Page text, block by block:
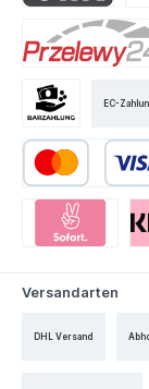
EC-
Versandarten
DHL Versand